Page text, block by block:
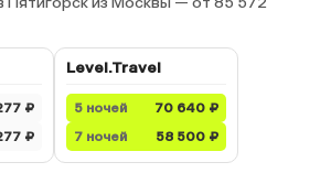
₽
₽
Level.Travel
5 ночей
70 640 ₽
7 ночей
58 500 ₽